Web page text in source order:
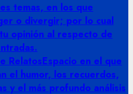
temas, en los que
o divergir; por lo cual
opinión al respecto de
RelatosEspacio en el que
el humor, los recuerdos,
y el más profundo análisis